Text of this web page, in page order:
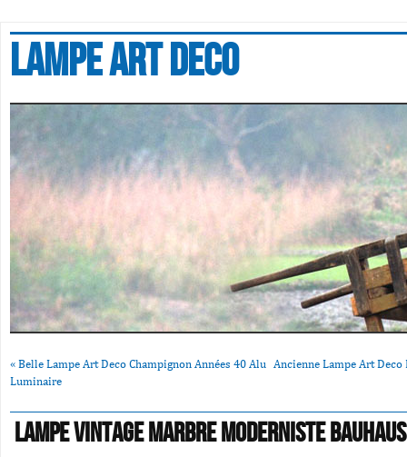
Lampe art deco
« Belle Lampe Art Deco Champignon Années 40 Alu
Luminaire
Ancienne Lampe Art Deco
Lampe Vintage Marbre Moderniste